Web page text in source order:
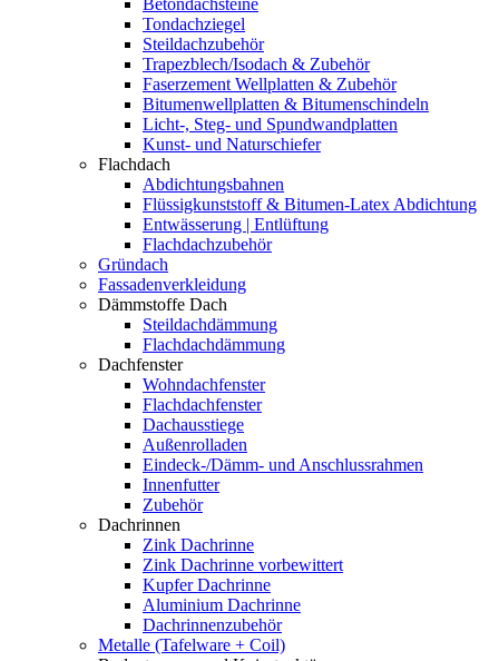
Betondachsteine
Tondachziegel
Steildachzubehör
Trapezblech/Isodach & Zubehör
Faserzement Wellplatten & Zubehör
Bitumenwellplatten & Bitumenschindeln
Licht-, Steg- und Spundwandplatten
Kunst- und Naturschiefer
Flachdach
Abdichtungsbahnen
Flüssigkunststoff & Bitumen-Latex Abdichtung
Entwässerung | Entlüftung
Flachdachzubehör
Gründach
Fassadenverkleidung
Dämmstoffe Dach
Steildachdämmung
Flachdachdämmung
Dachfenster
Wohndachfenster
Flachdachfenster
Dachausstiege
Außenrolladen
Eindeck-/Dämm- und Anschlussrahmen
Innenfutter
Zubehör
Dachrinnen
Zink Dachrinne
Zink Dachrinne vorbewittert
Kupfer Dachrinne
Aluminium Dachrinne
Dachrinnenzubehör
Metalle (Tafelware + Coil)